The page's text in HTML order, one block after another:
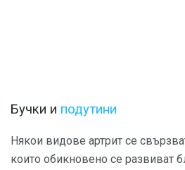
Бучки и подутини
Някои видове артрит се
които обикновено се развиват